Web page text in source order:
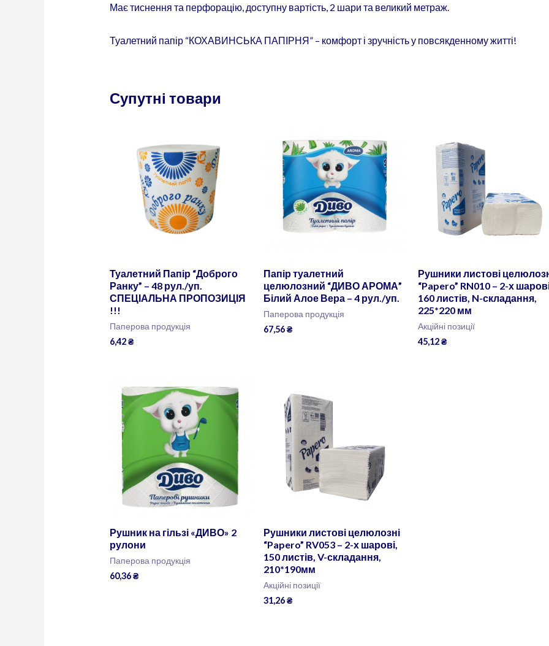
Має тиснення та перфорацію, доступну вартість, 2 шари та великий метраж.
Туалетний папір “КОХАВИНСЬКА ПАПІРНЯ” – комфорт і зручність у повсякденному житті!
Супутні товари
Туалетний Папір “Доброго
Ранку” – 48 рул./уп.
СПЕЦІАЛЬНА ПРОПОЗИЦІЯ
!!!
Паперова продукція
6,42₴
Папір туалетний
целюлозний “ДИВО АРОМА”
Білий Алое Вера – 4 рул./уп.
Паперова продукція
67,56₴
Рушники листові
“Papero” RN010 – 2-х
160 листів, N-складання,
225*220 мм
Акційні позиції
45,12₴
Рушник на гільзі «ДИВО» 2
рулони
Паперова продукція
60,36₴
Рушники листові целюлозні
“Papero” RV053 – 2-х шарові,
150 листів, V-складання,
210*190мм
Акційні позиції
31,26₴